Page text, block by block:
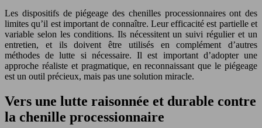
Les dispositifs de piégeage des chenilles processionnaires ont des
limites qu’il est important de connaître. Leur efficacité est partielle et
variable selon les conditions. Ils nécessitent un suivi régulier et un
entretien, et ils doivent être utilisés en complément d’autres
méthodes de lutte si nécessaire. Il est important d’adopter une
approche réaliste et pragmatique, en reconnaissant que le piégeage
est un outil précieux, mais pas une solution miracle.
Vers une lutte raisonnée et durable contre
la chenille processionnaire